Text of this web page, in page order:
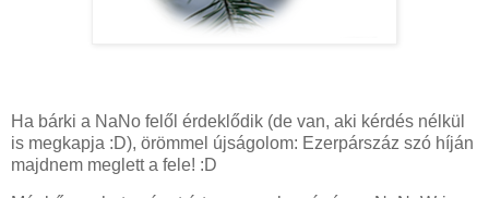
Ha bárki a NaNo felől érdeklődik (de van, aki kérdés nélkül
is megkapja :D), örömmel újságolom: Ezerpárszáz szó híján
majdnem meglett a fele! :D